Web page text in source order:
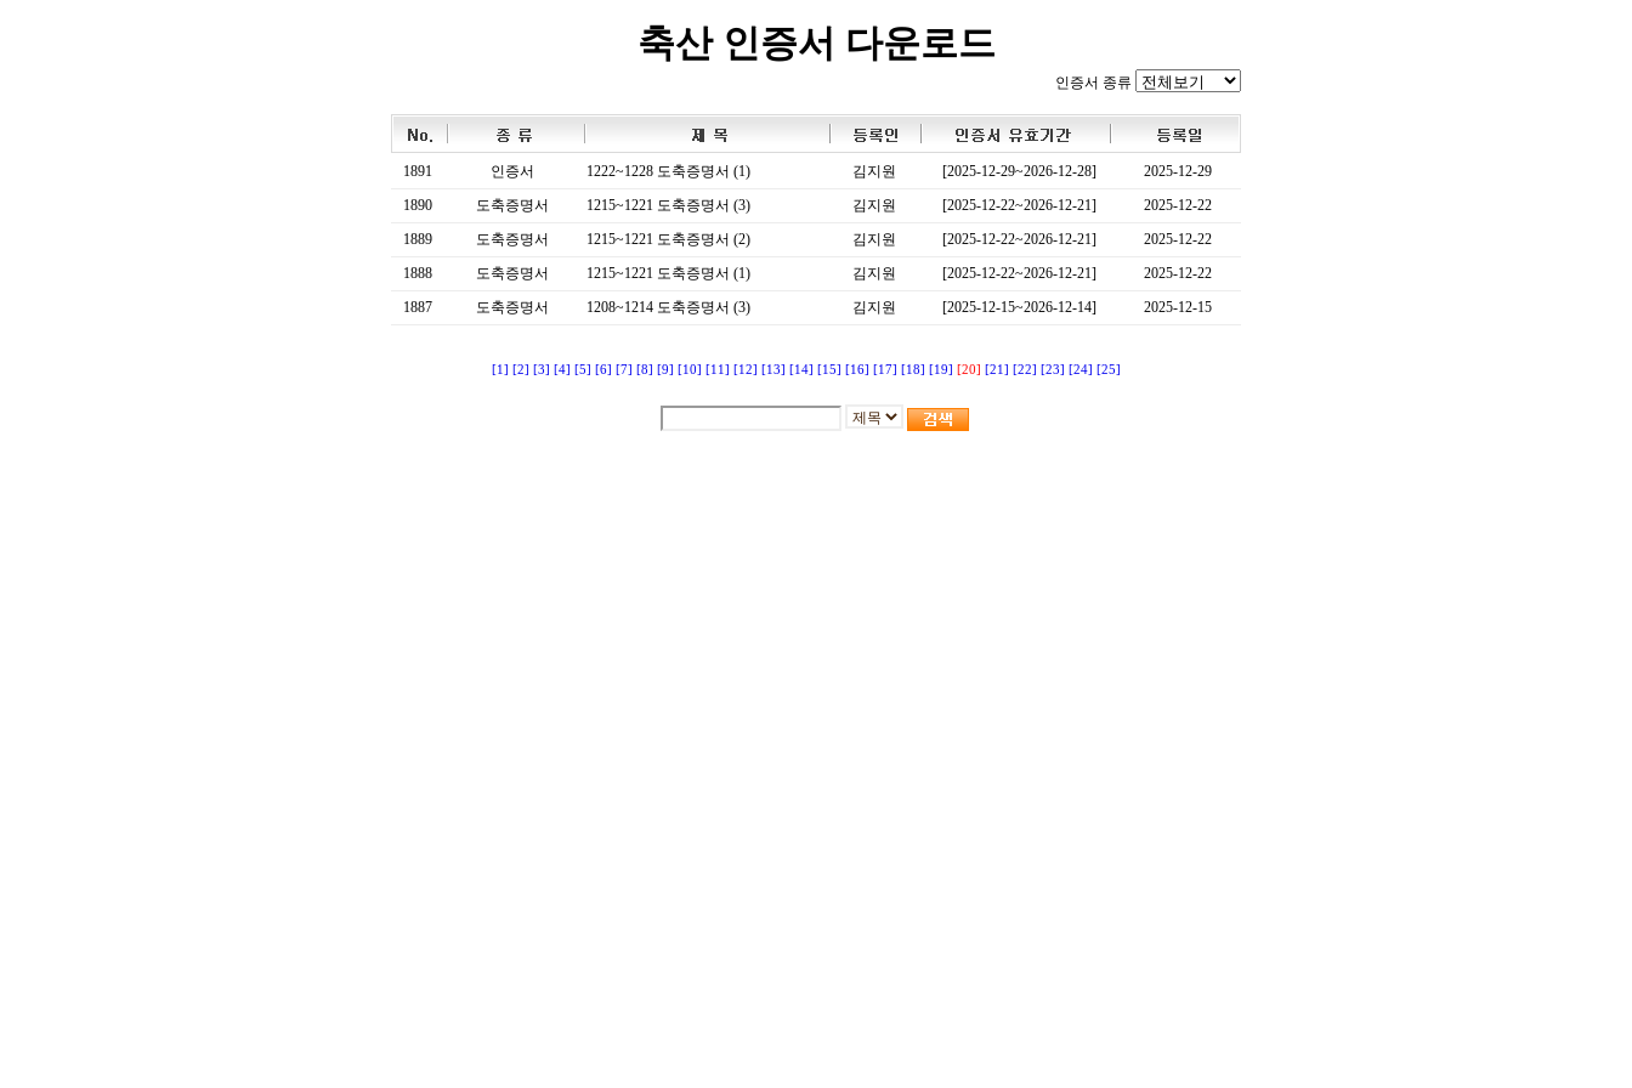
축산 인증서 다운로드
인증서 종류
1891 인증서 1222~1228 도축증명서 (1) 김지원 [2025-12-29~2026-12-28]
2025-12-29
1890
도축증명서 1215~1221 도축증명서 (3) 김지원 [2025-12-22~2026-12-21]
2025-12-22
1889
도축증명서 1215~1221 도축증명서 (2) 김지원 [2025-12-22~2026-12-21]
2025-12-22
1888
도축증명서 1215~1221 도축증명서 (1) 김지원 [2025-12-22~2026-12-21]
2025-12-22
1887
도축증명서 1208~1214 도축증명서 (3) 김지원 [2025-12-15~2026-12-14] 2025-12-15
[1] [2] [3] [4] [5] [6] [7] [8] [9] [10] [11] [12] [13] [14] [15] [16] [17] [18] [19] [20] [21] [22] [23] [24] [25]